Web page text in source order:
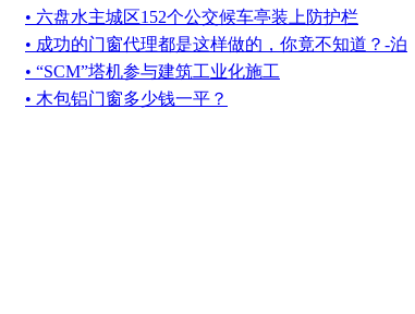
• 六盘水主城区152个公交候车亭装上防护栏
• 成功的门窗代理都是这样做的，你竟不知道？-泊
• “SCM”塔机参与建筑工业化施工
• 木包铝门窗多少钱一平？